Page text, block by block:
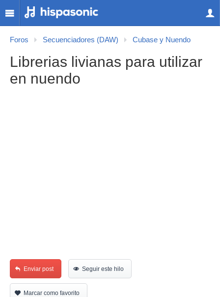
Foros Secuenciadores (DAW) Cubase y Nuendo
Librerias livianas para utilizar
en nuendo
Enviar post Seguir este hilo
Marcar como favorito